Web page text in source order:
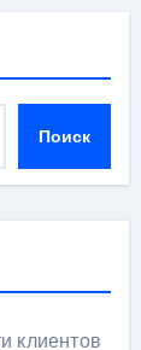
Поиск
клиентов